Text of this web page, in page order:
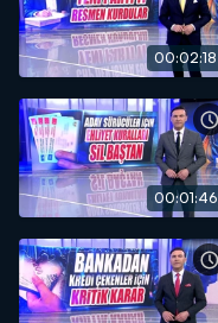
00:02:18
00:01:46